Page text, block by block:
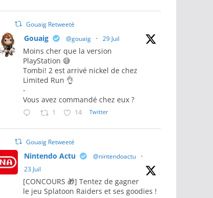
Gouaig Retweeté
Gouaig @gouaig · 29 Juil
Moins cher que la version
PlayStation 😅
Tombi! 2 est arrivé nickel de chez
Limited Run 👌
-
Vous avez commandé chez eux ?
1 14 Twitter
Gouaig Retweeté
Nintendo Actu @nintendoactu
·
23 Juil
[CONCOURS 🎁] Tentez de gagner
le jeu Splatoon Raiders et ses goodies !